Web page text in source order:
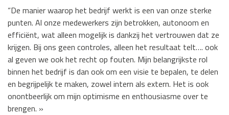
“De manier waarop het bedrijf werkt is een van onze sterke
punten. Al onze medewerkers zijn betrokken, autonoom en
efficiënt, wat alleen mogelijk is dankzij het vertrouwen dat ze
krijgen. Bij ons geen controles, alleen het resultaat telt…. ook
al geven we ook het recht op fouten. Mijn belangrijkste rol
binnen het bedrijf is dan ook om een visie te bepalen, te delen
en begrijpelijk te maken, zowel intern als extern. Het is ook
onontbeerlijk om mijn optimisme en enthousiasme over te
brengen. »